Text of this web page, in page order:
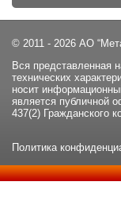
© 2011 - 2026 АО
Вся представленная
технических
носит
является публичной
437(2) Гражданского
Политика